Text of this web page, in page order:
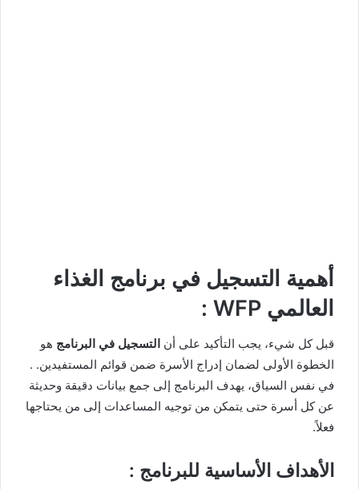
أهمية التسجيل في برنامج الغذاء
العالمي WFP :
قبل كل شيء، يجب التأكيد على أن التسجيل في البرنامج هو
الخطوة الأولى لضمان إدراج الأسرة ضمن قوائم المستفيدين. .
في نفس السياق، يهدف البرنامج إلى جمع بيانات دقيقة وحديثة
عن كل أسرة حتى يتمكن من توجيه المساعدات إلى من يحتاجها
فعلاً.
الأهداف الأساسية للبرنامج :